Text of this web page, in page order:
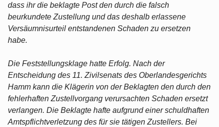
dass ihr die beklagte Post den durch die falsch
beurkundete Zustellung und das deshalb erlassene
Versäumnisurteil entstandenen Schaden zu ersetzen
habe.
Die Feststellungsklage hatte Erfolg. Nach der
Entscheidung des 11. Zivilsenats des Oberlandesgerichts
Hamm kann die Klägerin von der Beklagten den durch den
fehlerhaften Zustellvorgang verursachten Schaden ersetzt
verlangen. Die Beklagte hafte aufgrund einer schuldhaften
Amtspflichtverletzung des für sie tätigen Zustellers. Bei